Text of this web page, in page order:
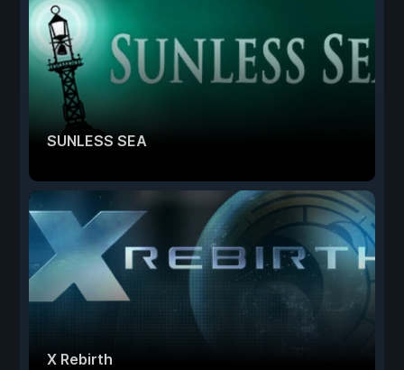
SUNLESS SEA
X Rebirth